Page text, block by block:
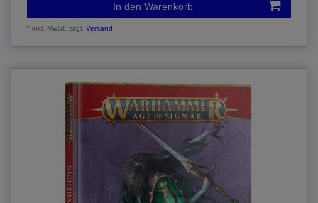
In den Warenkorb
*inkl. MwSt. zzgl.Versand